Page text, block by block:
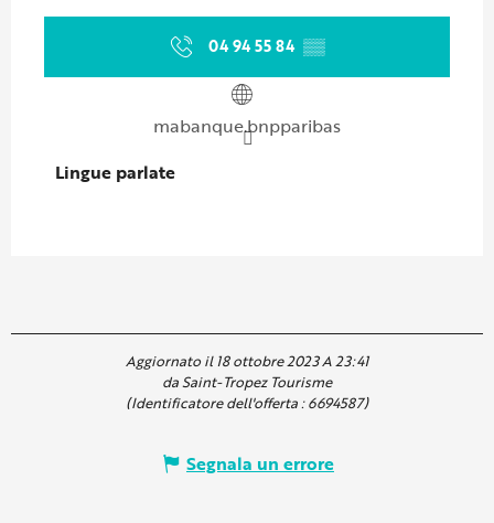
04 94 55 84 ▒▒
mabanque.bnpparibas
Lingue parlate
Lingue parlate
Aggiornato il 18 ottobre 2023 A 23:41
da Saint-Tropez Tourisme
(Identificatore dell'offerta :6694587)
Segnala un errore